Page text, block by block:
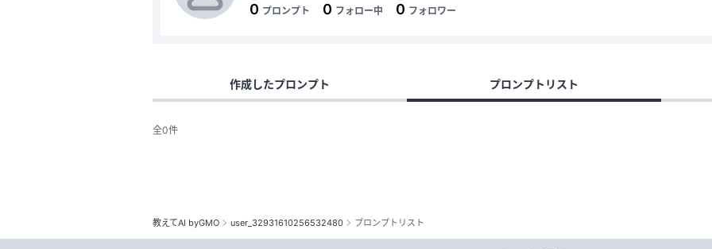
教えてAI byGMO user_32931610256532480 プロンプトリスト
0 プロンプト 0 フォロー中 0 フォロワー
作成したプロンプト プロンプトリスト
全0件